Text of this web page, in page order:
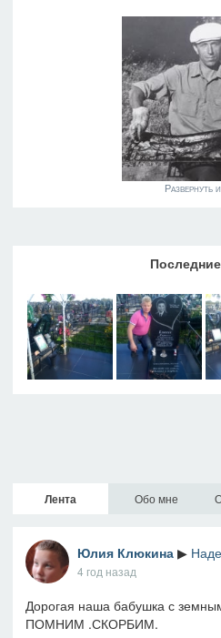
Развернуть
Лента Обо мне
Юлия Клюкина ▶
4 год назад
Дорогая наша бабушка с
ПОМНИМ .СКОРБИМ.